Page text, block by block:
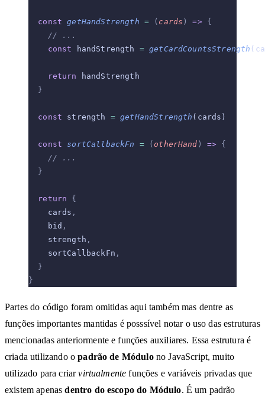
  const
getHandStrength = ( cards ) => {
    // ...
    const
handStrength = getCardCountsStrength
    return
handStrength
  }
  const
strength = getHandStrength (cards)
  const
sortCallbackFn = (otherHand ) => {
    // ...
  }
  return
{
    cards
,
    bid
,
    strength
,
    sortCallbackFn
,
  }
}
Partes do código foram omitidas aqui também mas dentre as
funções importantes mantidas é posssível notar o uso das estruturas
mencionadas anteriormente e funções auxiliares. Essa estrutura é
criada utilizando opadrão de Módulono JavaScript, muito
utilizado para criarvirtualmente funções e variáveis privadas que
existem apenasdentro do escopo do Módulo. É um padrão